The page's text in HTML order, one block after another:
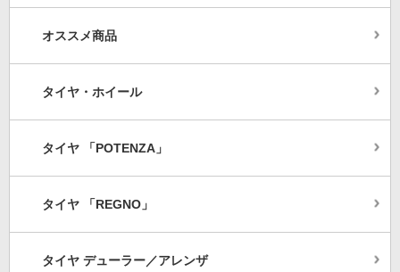
オススメ商品
タイヤ・ホイール
タイヤ 「POTENZA」
タイヤ 「REGNO」
タイヤ デューラー／アレンザ